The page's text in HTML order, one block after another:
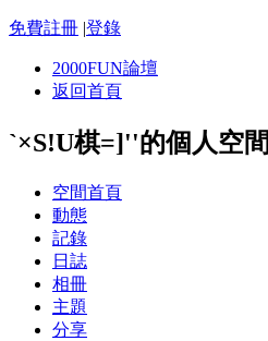
免費註冊 |登錄
2000FUN論壇
返回首頁
`×S!U棋=]''的個人空間
空間首頁
動態
記錄
日誌
相冊
主題
分享